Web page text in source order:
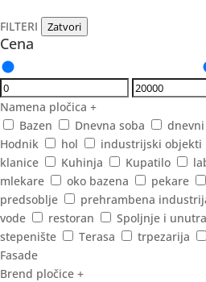
FILTERI Zatvori
Cena
Namena pločica +
Bazen
Dnevna soba
Hodnik
hol industrijski objekti
klanice
Kuhinja Kupatilo
mlekare
oko bazena pekare
predsoblje
prehrambena
vode
restoran
Spoljnje i
stepenište
Terasa trpezarija
Fasade
Brend pločice +